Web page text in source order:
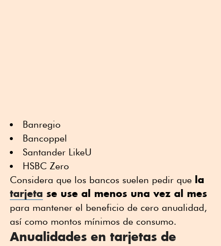
Banregio
Bancoppel
Santander LikeU
HSBC Zero
Considera que los bancos suelen pedir que la
tarjeta se use al menos una vez al mes
para mantener el beneficio de cero anualidad,
así como montos mínimos de consumo.
Anualidades en tarjetas de